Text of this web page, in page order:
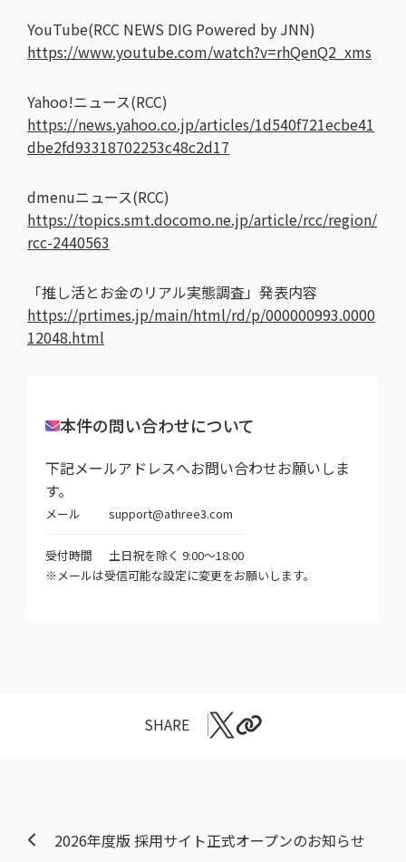
YouTube(RCC NEWS DIG Powered by JNN)
https://www.youtube.com/watch?v=rhQenQ2_xms
Yahoo!ニュース(RCC)
https://news.yahoo.co.jp/articles/1d540f721ecbe41
dbe2fd93318702253c48c2d17
dmenuニュース(RCC)
https://topics.smt.docomo.ne.jp/article/rcc/region/
rcc-2440563
「推し活とお金のリアル実態調査」発表内容
https://prtimes.jp/main/html/rd/p/000000993.0000
12048.html
本件の問い合わせについて
下記メールアドレスへお問い合わせお願いしま
す。
メール support@athree3.com
受付時間
土日祝を除く 9:00～18:00
※メールは受信可能な設定に変更をお願いします。
SHARE
2026年度版 採用サイト正式オープンのお知らせ